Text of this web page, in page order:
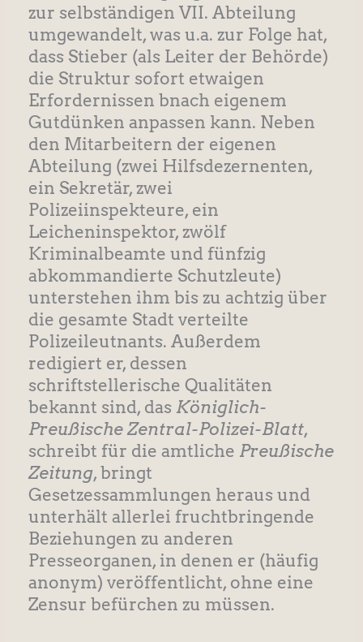
zur selbständigen VII. Abteilung
umgewandelt, was u.a. zur Folge hat,
dass Stieber (als Leiter der Behörde)
die Struktur sofort etwaigen
Erfordernissen bnach eigenem
Gutdünken anpassen kann. Neben
den Mitarbeitern der eigenen
Abteilung (zwei Hilfsdezernenten,
ein Sekretär, zwei
Polizeiinspekteure, ein
Leicheninspektor, zwölf
Kriminalbeamte und fünfzig
abkommandierte Schutzleute)
unterstehen ihm bis zu achtzig über
die gesamte Stadt verteilte
Polizeileutnants. Außerdem
redigiert er, dessen
schriftstellerische Qualitäten
bekannt sind, das Königlich-
Preußische Zentral-Polizei-Blatt,
schreibt für die amtliche Preußische
Zeitung, bringt
Gesetzessammlungen heraus und
unterhält allerlei fruchtbringende
Beziehungen zu anderen
Presseorganen, in denen er (häufig
anonym) veröffentlicht, ohne eine
Zensur befürchen zu müssen.